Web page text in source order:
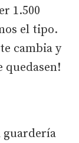
1.500
el tipo.
cambia y
quedasen!
guardería